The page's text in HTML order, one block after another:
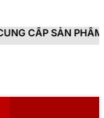
CHÍNH HÃNG,